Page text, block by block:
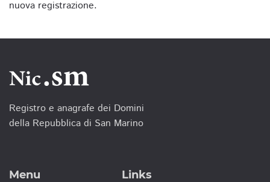
nuova registrazione.
Registro e anagrafe dei Domini
della Repubblica di San Marino
Menu Links